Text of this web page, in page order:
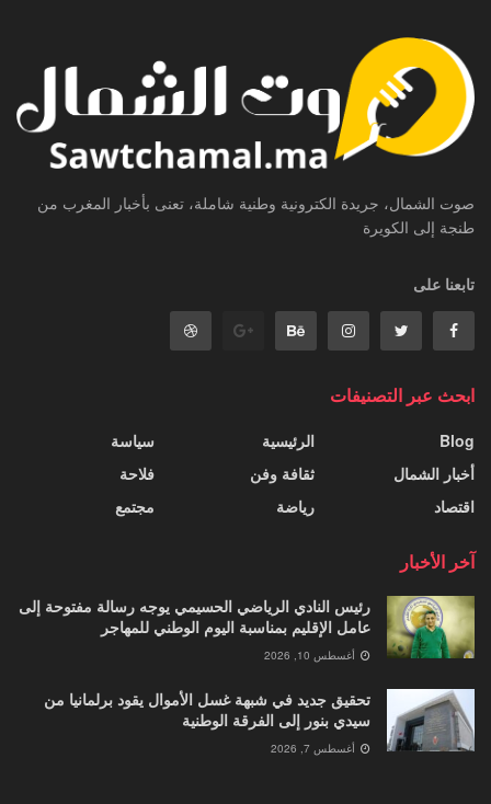
صوت الشمال، جريدة الكترونية وطنية شاملة، تعنى بأخبار المغرب من
طنجة إلى الكويرة
تابعنا على
ابحث عبر التصنيفات
Blog
أخبار الشمال
اقتصاد
الرئيسية
ثقافة وفن
رياضة
سياسة
فلاحة
مجتمع
آخر الأخبار
رئيس النادي الرياضي الحسيمي يوجه رسالة مفتوحة إلى
عامل الإقليم بمناسبة اليوم الوطني للمهاجر
أغسطس 10, 2026
تحقيق جديد في شبهة غسل الأموال يقود برلمانيا من
سيدي بنور إلى الفرقة الوطنية
أغسطس 7, 2026